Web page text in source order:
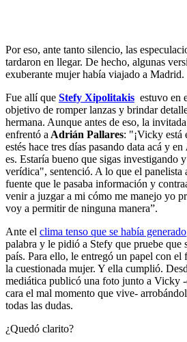
Por eso, ante tanto silencio, las
tardaron en llegar. De hecho, algunas
exuberante mujer había viajado a Madrid.
Fue allí que Stefy Xipolitakis estuvo en
objetivo de romper lanzas y brindar
hermana. Aunque antes de eso, la
enfrentó a Adrián Pallares: "¡Vicky está
estés hace tres días pasando data acá y en
es. Estaría bueno que sigas investigando
verídica", sentenció. A lo que el panelista
fuente que le pasaba información y
venir a juzgar a mi cómo me manejo yo
voy a permitir de ninguna manera”.
Ante el clima tenso que se había generado
palabra y le pidió a Stefy que pruebe que
país. Para ello, le entregó un papel con el
la cuestionada mujer. Y ella cumplió.
mediática publicó una foto junto a Vicky
cara el mal momento que vive-
todas las dudas.
¿Quedó clarito?